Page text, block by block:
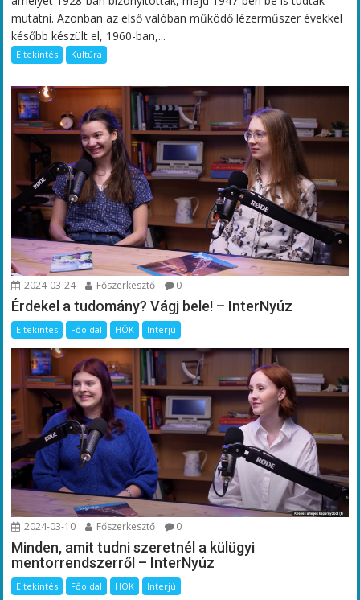
mutatni. Azonban az első valóban működő lézerműszer évekkel
később készült el, 1960-ban,...
Eltekintés Kultúra
2024-03-24 Főszerkesztő 0
Érdekel a tudomány? Vágj bele! – InterNyúz
Eltekintés Főoldal HÖK Interjú
2024-03-10 Főszerkesztő 0
Minden, amit tudni szeretnél a külügyi
mentorrendszerről – InterNyúz
Eltekintés Főoldal HÖK Interjú